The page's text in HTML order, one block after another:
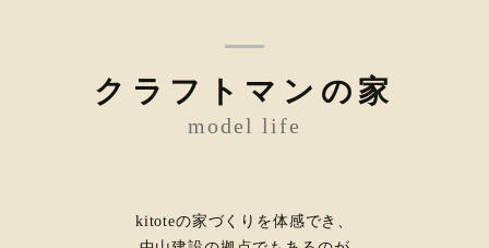
クラフトマンの家
model life
kitoteの家づくりを体感でき、